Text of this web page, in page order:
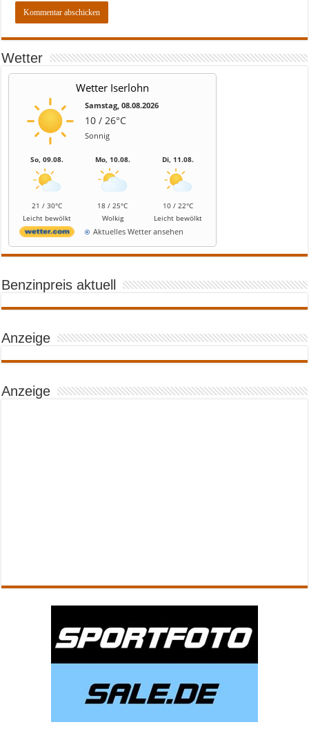
Wetter
Wetter Iserlohn
Samstag, 08.08.2026
10 / 26°C
Sonnig
So, 09.08.
21 / 30°C
Leicht bewölkt
Mo, 10.08.
18 / 25°C
Wolkig
Di, 11.08.
10 / 22°C
Leicht bewölkt
Aktuelles Wetter ansehen
Benzinpreis aktuell
Anzeige
Anzeige